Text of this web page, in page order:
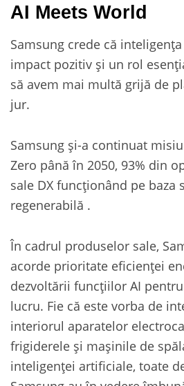
AI Meets World
Samsung crede că
impact pozitiv și un rol
să avem mai multă grijă de
jur.
Samsung și-a continuat
Zero până în 2050, 93% din
sale DX funcționând pe baza
regenerabilă .
În cadrul produselor sale,
acorde prioritate eficienței
dezvoltării funcțiilor AI
lucru. Fie că este vorba de
interiorul aparatelor
frigiderele și mașinile de
inteligenței artificiale, toate